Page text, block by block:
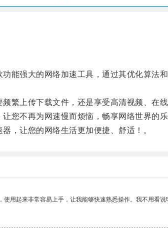
强大的网络加速工具，通过其优化算法
上传下载文件，还是享受高清视频、在线
不再为网速慢而烦恼，畅享网络世界的乐
让您的网络生活更加便捷、舒适！。
用起来非常容易上手，让我能够快速熟悉操作。我不用看说